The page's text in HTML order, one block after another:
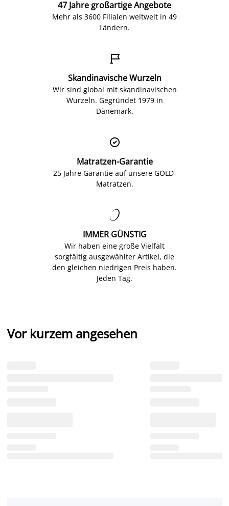
47 Jahre großartige Angebote
Mehr als 3600 Filialen weltweit in 49
Ländern.

Skandinavische Wurzeln
Wir sind global mit skandinavischen
Wurzeln. Gegründet 1979 in
Dänemark.

Matratzen-Garantie
25 Jahre Garantie auf unsere GOLD-
Matratzen.

IMMER GÜNSTIG
Wir haben eine große Vielfalt
sorgfältig ausgewählter Artikel, die
den gleichen niedrigen Preis haben.
Jeden Tag.
Vor kurzem angesehen